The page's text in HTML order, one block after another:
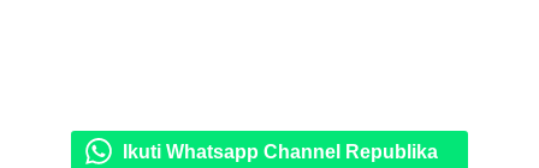
Ikuti Whatsapp Channel Republika